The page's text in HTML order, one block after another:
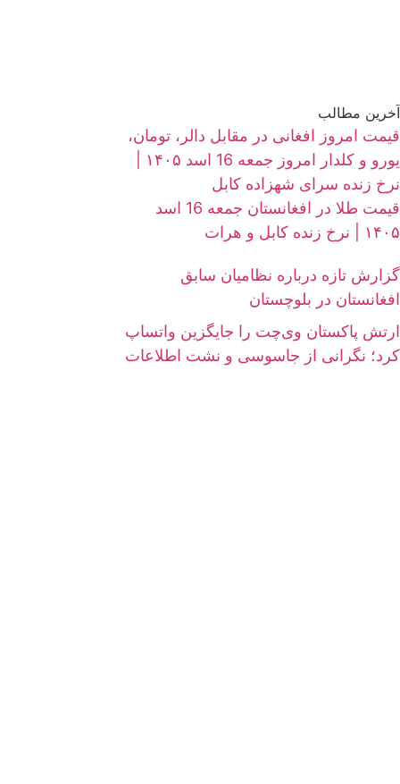
آخرین مطالب
قیمت امروز افغانی در مقابل دالر، تومان،
نرخ زنده سرای شهزاده کابل
قیمت طلا در افغانستان جمعه 16 اسد
۱۴۰۵ | نرخ زنده کابل و هرات
گزارش تازه درباره نظامیان سابق
افغانستان در بلوچستان
ارتش پاکستان وی‌چت را جایگزین واتساپ
کرد؛ نگرانی از جاسوسی و نشت اطلاعات